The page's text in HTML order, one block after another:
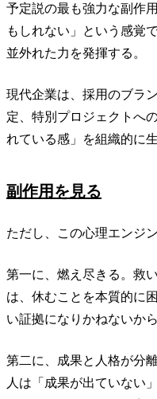
予定説の最も強力な副作
もしれない」という感覚
並外れた力を発揮する。
現代企業は、採用のブラ
定、特別プロジェクトへ
れている感」を組織的に
副作用を見る
ただし、この心理エンジ
第一に、燃え尽きる。救
は、休むことを本質的に
い証拠になりかねないから
第二に、成果と人格が分
人は「成果が出ていない